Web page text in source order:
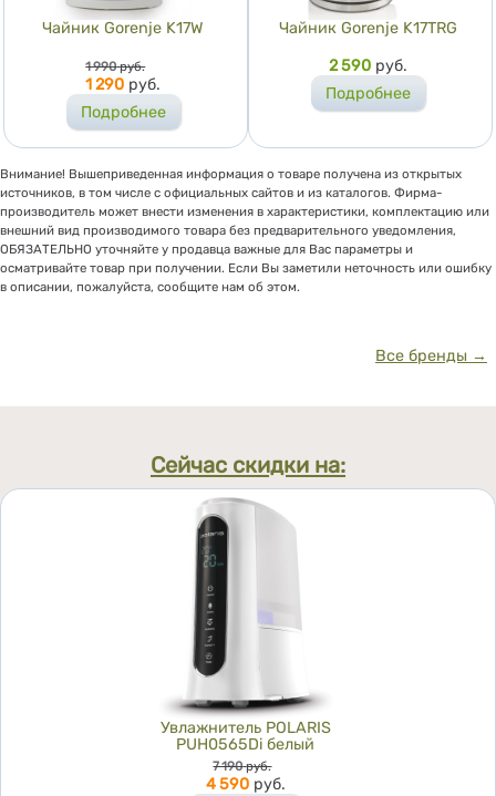
Чайник Gorenje K17W
Цена
1 990 руб.
1 290 руб.
Подробнее
Чайник Gorenje K17TRG
Цена
2 590 руб.
Подробнее
Внимание! Вышеприведенная информация о товаре получена из открытых
источников, в том числе с официальных сайтов и из каталогов. Фирма-
производитель может внести изменения в характеристики, комплектацию или
внешний вид производимого товара без предварительного уведомления,
ОБЯЗАТЕЛЬНО уточняйте у продавца важные для Вас параметры и
осматривайте товар при получении. Если Вы заметили неточность или ошибку
в описании, пожалуйста, сообщите нам об этом.
Все бренды →
Сейчас скидки на:
Увлажнитель POLARIS
PUH0565Di белый
Цена
7 190 руб.
4 590 руб.